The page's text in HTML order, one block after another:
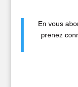
En vous
prenez